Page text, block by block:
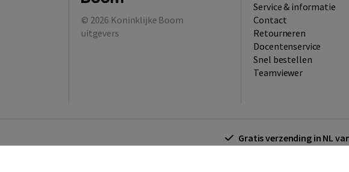
© 2026 Koninklijke Boom
uitgevers
Service & informatie
Contact
Retourneren
Docentenservice
Snel bestellen
Teamviewer
Gratis verzending in NL